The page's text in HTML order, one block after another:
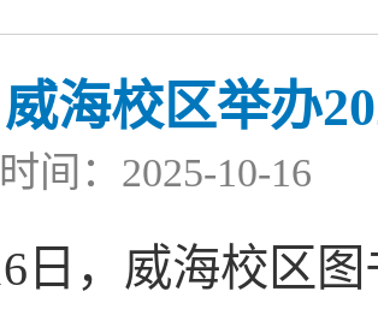
威海校区举办
时间：2025-10-
日，威海校区